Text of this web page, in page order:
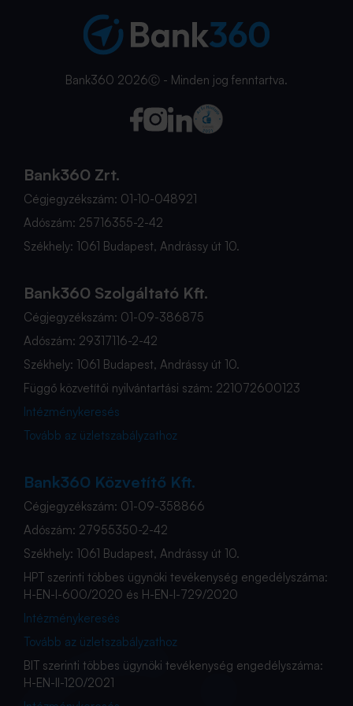
Bank360 2026Ⓒ - Minden jog fenntartva.
Bank360 Zrt.
Cégjegyzékszám: 01-10-048921
Adószám: 25716355-2-42
Székhely: 1061 Budapest, Andrássy út 10.
Bank360 Szolgáltató Kft.
Cégjegyzékszám: 01-09-386875
Adószám: 29317116-2-42
Székhely: 1061 Budapest, Andrássy út 10.
Függő közvetítői nyilvántartási szám: 221072600123
Intézménykeresés
Tovább az üzletszabályzathoz
Bank360 Közvetítő Kft.
Cégjegyzékszám: 01-09-358866
Adószám: 27955350-2-42
Székhely: 1061 Budapest, Andrássy út 10.
HPT szerinti többes ügynöki tevékenység engedélyszáma:
H-EN-I-600/2020 és H-EN-I-729/2020
Intézménykeresés
Tovább az üzletszabályzathoz
BIT szerinti többes ügynöki tevékenység engedélyszáma:
H-EN-II-120/2021